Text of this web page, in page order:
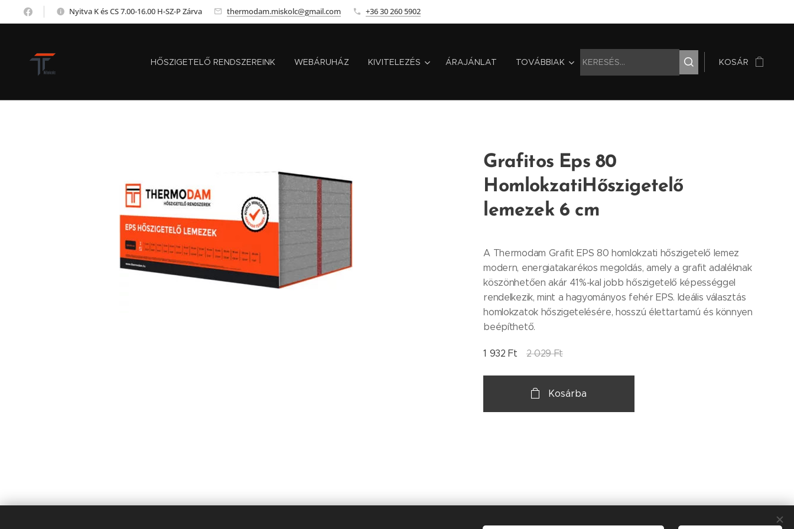
Nyitva K és CS 7.00-16.00 H-SZ-P Zárva thermodam.miskolc@gmail.com +36 30 260 5902
HŐSZIGETELŐ RENDSZEREINK WEBÁRUHÁZ KIVITELEZÉS ÁRAJÁNLAT TOVÁBBIAK KOSÁR
Grafitos Eps 80
HomlokzatiHőszigetelő
lemezek 6 cm
A Thermodam Grafit EPS 80 homlokzati hőszigetelő lemez
modern, energiatakarékos megoldás, amely a grafit adaléknak
köszönhetően akár 41%-kal jobb hőszigetelő képességgel
rendelkezik, mint a hagyományos fehér EPS. Ideális választás
homlokzatok hőszigetelésére, hosszú élettartamú és könnyen
beépíthető.
1 932 Ft 2 029Ft
Kosárba